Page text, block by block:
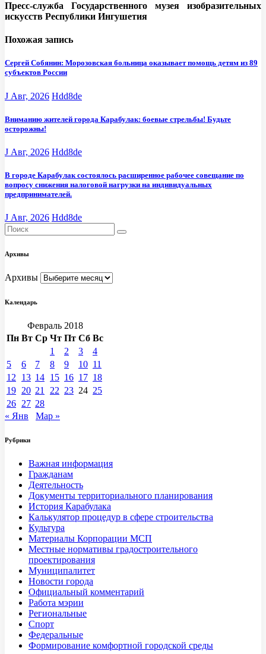
Пресс-служба Государственного музея изобразительных
искусств Республики Ингушетия
Похожая запись
Сергей Собянин: Морозовская больница оказывает помощь детям из 89
субъектов России
J Авг, 2026 Hdd8de
Вниманию жителей города Карабулак: боевые стрельбы! Будьте
осторожны!
J Авг, 2026 Hdd8de
В городе Карабулак состоялось расширенное рабочее совещание по
вопросу снижения налоговой нагрузки на индивидуальных
предпринимателей.
J Авг, 2026 Hdd8de
Архивы
Архивы
Календарь
Февраль 2018
Пн Вт Ср Чт Пт Сб Вс
1
2 3
4
5
6 7 8 9 10 11
12
13 14 15 16 17 18
19 20 21 22 23 24 25
26 27 28
« Янв
Мар »
Рубрики
Важная информация
Гражданам
Деятельность
Документы территориального планирования
История Карабулака
Калькулятор процедур в сфере строительства
Культура
Материалы Корпорации МСП
Местные нормативы градостроительного
проектирования
Муниципалитет
Новости города
Официальный комментарий
Работа мэрии
Региональные
Спорт
Федеральные
Формирование комфортной городской среды